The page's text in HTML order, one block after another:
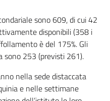
sono 609, di cui 42
disponibili (358 i
è del 175%. Gli
sono 253 (previsti 261).
nella sede distaccata
e nelle settimane